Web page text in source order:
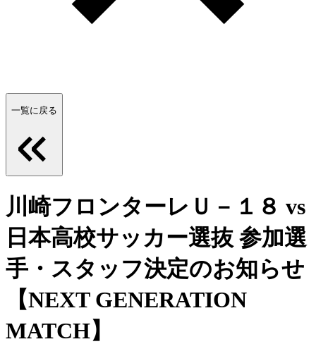
一覧に戻る
川崎フロンターレＵ－１８ vs
日本高校サッカー選抜 参加選
手・スタッフ決定のお知らせ
【NEXT GENERATION
MATCH】